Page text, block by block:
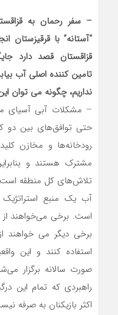
– سفر رحمان به
“آستانه” با قرقیزستان
قزاقستان قصد دارد
تامین کننده اصلی آب
نداریم، چگونه می توان
– مشکلات آبی آسیای
حتی توافق‌های بین دو
رودخانه‌ها و مخازن
مشترک هستند و
تلاش‌های کل منطقه
آب یک منبع استراتژیک
است. برخی می‌خواهند
برخی دیگر می خواهند
استفاده کنند و این
صورت سالانه برگزار
راهبردی که تمام این
اکثر بازیکنان به صرفه